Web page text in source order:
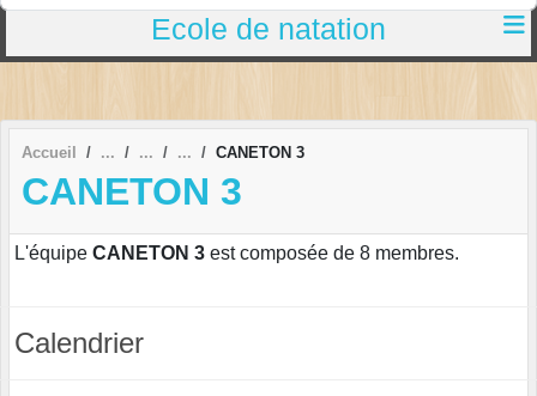
Ecole de natation
Accueil CANETON 3
CANETON 3
L'équipe CANETON 3 est composée de 8 membres.
Calendrier